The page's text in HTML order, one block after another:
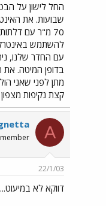
החל לישון על
שבועות. את
70 מ"ר עם
להשתמש
עם החדר שלנו,
בדופן המיטה. את
מתן לפני שאני
קצת נקיפות
A
22/1/03
דווקא לא במיעוט...